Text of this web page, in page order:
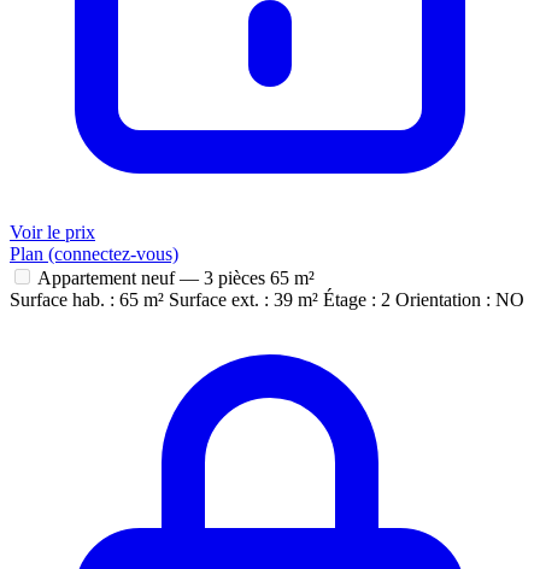
Voir le prix
Plan (connectez-vous)
Appartement neuf — 3 pièces 65 m²
Surface hab. : 65 m² Surface ext. : 39 m² Étage : 2 Orientation : NO